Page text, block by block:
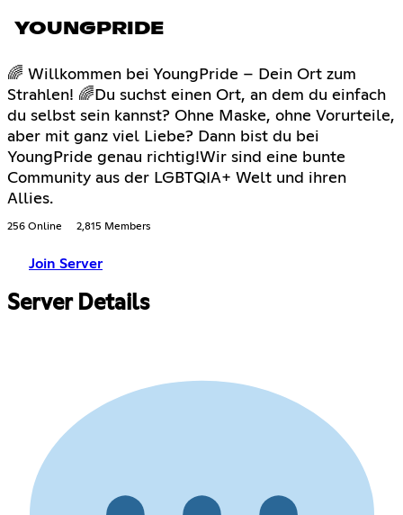
YOUNGPRIDE
🌈 Willkommen bei YoungPride – Dein Ort zum
Strahlen! 🌈Du suchst einen Ort, an dem du einfach
du selbst sein kannst? Ohne Maske, ohne Vorurteile,
aber mit ganz viel Liebe? Dann bist du bei
YoungPride genau richtig!Wir sind eine bunte
Community aus der LGBTQIA+ Welt und ihren
Allies.
256 Online 2,815 Members
Join Server
Server Details